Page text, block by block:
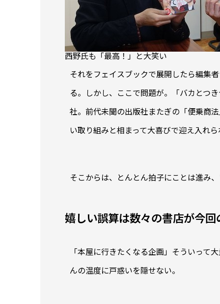
西野氏も「最高！」と大笑い
それをフェイスブックで展開したら編集
る。しかし、ここで問題が。「バカとつ
社。前代未聞の出版社またぎの「便乗商
い取り組みと相まって大喜びで迎え入れ
そこからは、とんとん拍子にことは進み
嬉しい誤算は数々の書店が今
「本屋に行きたくなる企画」そういって
んの温度に戸惑いを隠せない。